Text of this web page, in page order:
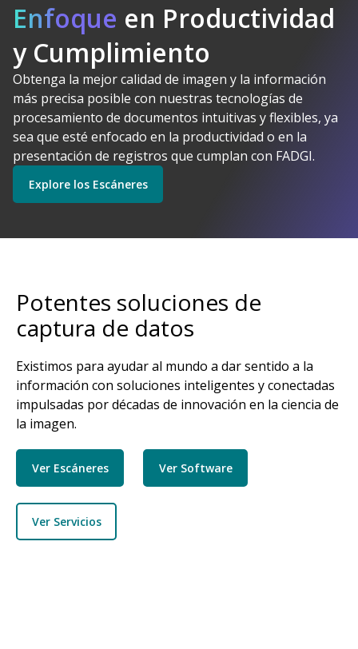
Enfoque en Productividad
y Cumplimiento
Obtenga la mejor calidad de imagen y la información
más precisa posible con nuestras tecnologías de
procesamiento de documentos intuitivas y flexibles, ya
sea que esté enfocado en la productividad o en la
presentación de registros que cumplan con FADGI.
Explore los Escáneres
Empiece
Kodak Alaris tiene
sentido
Explore Software Explore los Escáneres
Explore los Servicios
Potentes soluciones de
captura de datos
Existimos para ayudar al mundo a dar sentido a la
información con soluciones inteligentes y conectadas
impulsadas por décadas de innovación en la ciencia de
la imagen.
Ver Escáneres Ver Software
Ver Servicios